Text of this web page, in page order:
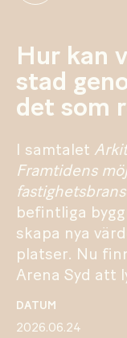
Hur kan
stad
det som
DATUM
2026.06.24
I samtalet
Framtidens
befintliga
skapa nya
platser. Nu
Arena Syd att